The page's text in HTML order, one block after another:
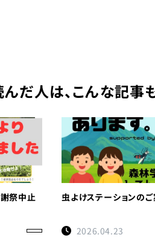
だ人は、こんな記事
祭中止
虫よけステーションの
2026.04.23